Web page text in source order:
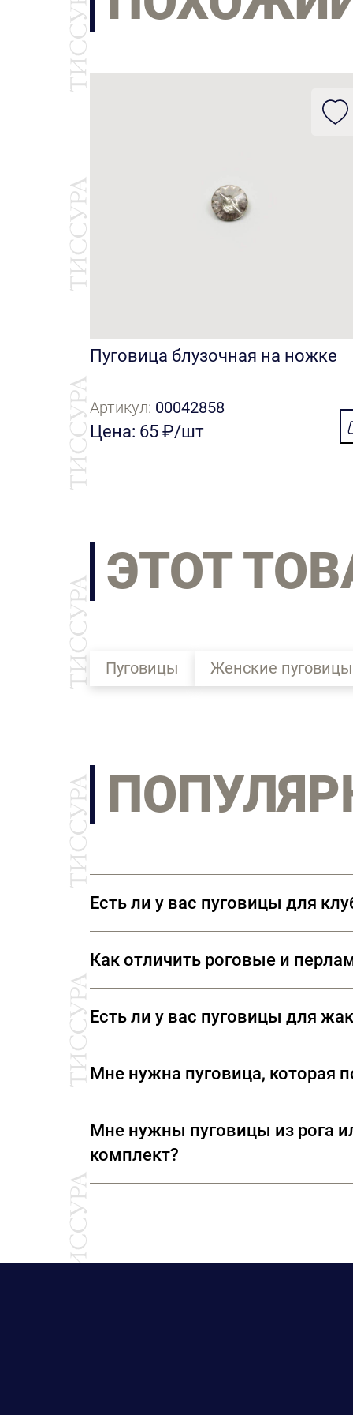
Пуговица блузочная на ножке
Артикул: 00042858
Цена: 65 ₽/шт
ЭТОТ
Пуговицы Женские пуговицы
Есть ли у вас пуговицы для
символикой. Также вы можете
Как отличить роговые и
идеально идентичны. Натуральный
согреется. Перламутровые
Есть ли у вас пуговицы для
«Шанель», но и различную тесьму,
Мне нужна пуговица, которая
ювелирных изделий.
Мне нужны пуговицы из рога
комплект?